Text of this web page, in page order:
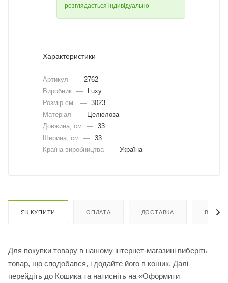
розглядається індивідуально
Характеристики
Артикул —
2762
Виробник —
Luxy
Розмір см.
— 3023
Матеріал
—
Целюлоза
Довжина, cм
— 33
Ширина, cм
— 33
Країна виробництва — Україна
ЯК КУПИТИ ОПЛАТА ДОСТАВКА
Для покупки товару в нашому інтернет-магазині виберіть
товар, що сподобався, і додайте його в кошик. Далі
перейдіть до Кошика та натисніть на «Оформити